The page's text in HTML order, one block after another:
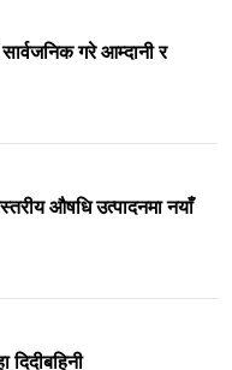
गरे आम्दानी र
औषधि उत्पादनमा नयाँ
दिदीबहिनी